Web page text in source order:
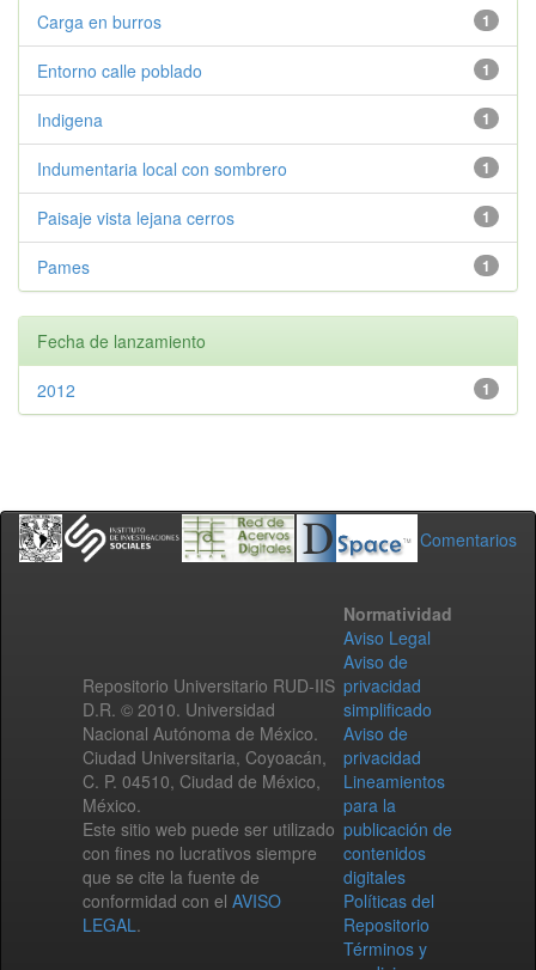
1
Carga en burros
1
Entorno calle poblado
1
Indigena
1
Indumentaria local con sombrero
1
Paisaje vista lejana cerros
1
Pames
Fecha de lanzamiento
1
2012
Comentarios
Repositorio Universitario RUD-IIS
D.R. © 2010. Universidad
Nacional Autónoma de México.
Ciudad Universitaria, Coyoacán,
C. P. 04510, Ciudad de México,
México.
Este sitio web puede ser utilizado
con fines no lucrativos siempre
que se cite la fuente de
conformidad con el AVISO
LEGAL.
Normatividad
Aviso Legal
Aviso de
privacidad
simplificado
Aviso de
privacidad
Lineamientos
para la
publicación de
contenidos
digitales
Políticas del
Repositorio
Términos y